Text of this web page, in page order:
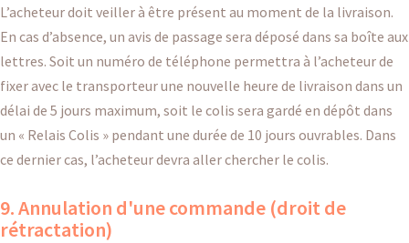
L’acheteur doit veiller à être présent au moment de la livraison.
En cas d’absence, un avis de passage sera déposé dans sa boîte aux
lettres. Soit un numéro de téléphone permettra à l’acheteur de
fixer avec le transporteur une nouvelle heure de livraison dans un
délai de 5 jours maximum, soit le colis sera gardé en dépôt dans
un « Relais Colis » pendant une durée de 10 jours ouvrables. Dans
ce dernier cas, l’acheteur devra aller chercher le colis.
9. Annulation d'une commande (droit de
rétractation)